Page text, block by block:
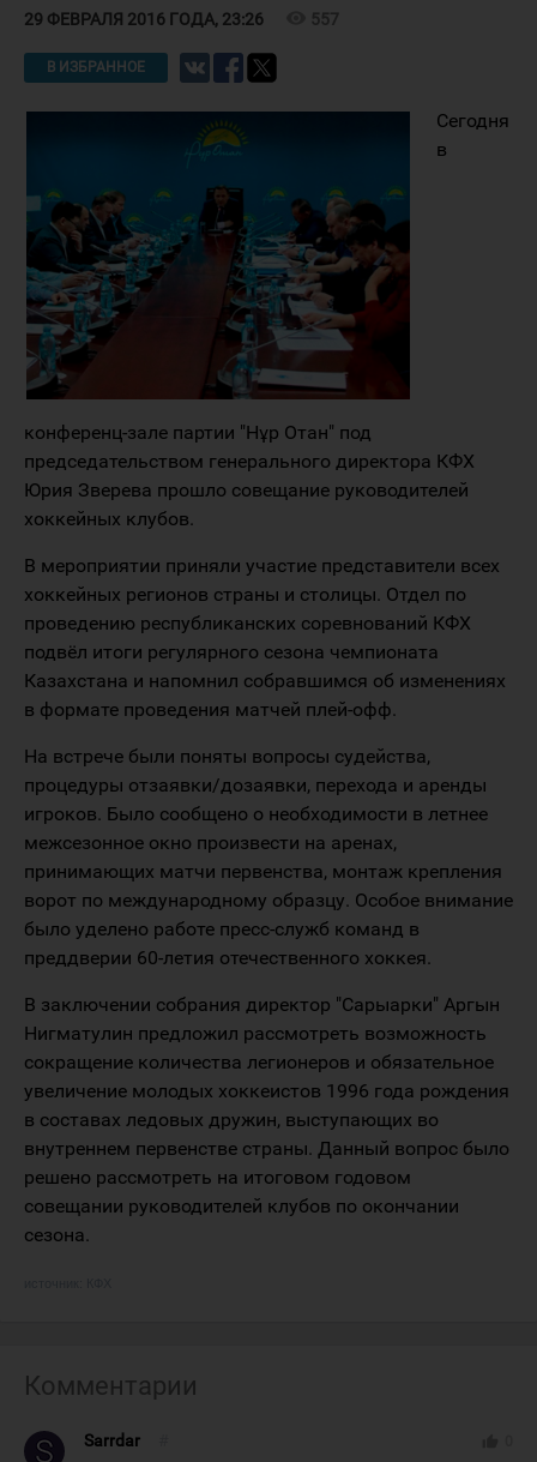
29 ФЕВРАЛЯ 2016 ГОДА, 23:26 557
В ИЗБРАННОЕ
Сегодня
в
конференц-зале партии "Нұр Отан" под
председательством генерального директора КФХ
Юрия Зверева прошло совещание руководителей
хоккейных клубов.
В мероприятии приняли участие представители всех
хоккейных регионов страны и столицы. Отдел по
проведению республиканских соревнований КФХ
подвёл итоги регулярного сезона чемпионата
Казахстана и напомнил собравшимся об изменениях
в формате проведения матчей плей-офф.
На встрече были поняты вопросы судейства,
процедуры отзаявки/дозаявки, перехода и аренды
игроков. Было сообщено о необходимости в летнее
межсезонное окно произвести на аренах,
принимающих матчи первенства, монтаж крепления
ворот по международному образцу. Особое внимание
было уделено работе пресс-служб команд в
преддверии 60-летия отечественного хоккея.
В заключении собрания директор "Сарыарки" Аргын
Нигматулин предложил рассмотреть возможность
сокращение количества легионеров и обязательное
увеличение молодых хоккеистов 1996 года рождения
в составах ледовых дружин, выступающих во
внутреннем первенстве страны. Данный вопрос было
решено рассмотреть на итоговом годовом
совещании руководителей клубов по окончании
сезона.
Комментарии
Sarrdar